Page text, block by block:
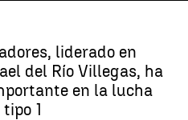
liderado en
del Río Villegas, ha
en la lucha
1